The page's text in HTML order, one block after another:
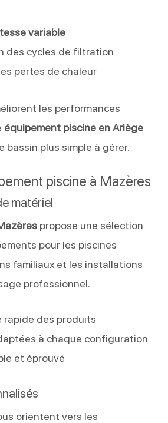
variable
des cycles de filtration
pertes de chaleur
les performances
équipement piscine en Ariège
bassin plus simple à gérer.
piscine à Mazères
matériel
propose une sélection
pour les piscines
familiaux et les installations
professionnel.
rapide des produits
à chaque configuration
et éprouvé
orientent vers les